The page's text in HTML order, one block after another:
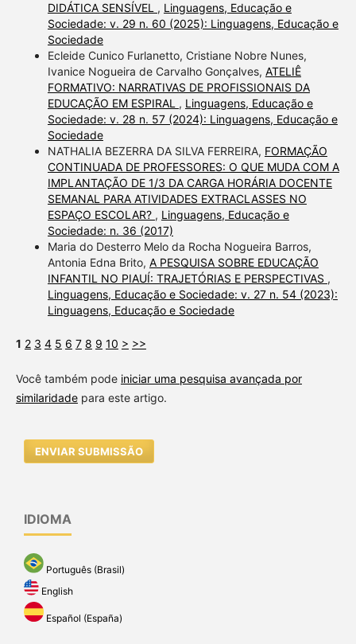
DIDÁTICA SENSÍVEL , Linguagens, Educação e
Sociedade: v. 29 n. 60 (2025): Linguagens, Educação e
Sociedade
Ecleide Cunico Furlanetto, Cristiane Nobre Nunes,
Ivanice Nogueira de Carvalho Gonçalves, ATELIÊ
FORMATIVO: NARRATIVAS DE PROFISSIONAIS DA
EDUCAÇÃO EM ESPIRAL , Linguagens, Educação e
Sociedade: v. 28 n. 57 (2024): Linguagens, Educação e
Sociedade
NATHALIA BEZERRA DA SILVA FERREIRA, FORMAÇÃO
CONTINUADA DE PROFESSORES: O QUE MUDA COM A
IMPLANTAÇÃO DE 1/3 DA CARGA HORÁRIA DOCENTE
SEMANAL PARA ATIVIDADES EXTRACLASSES NO
ESPAÇO ESCOLAR? , Linguagens, Educação e
Sociedade: n. 36 (2017)
Maria do Desterro Melo da Rocha Nogueira Barros,
Antonia Edna Brito, A PESQUISA SOBRE EDUCAÇÃO
INFANTIL NO PIAUÍ: TRAJETÓRIAS E PERSPECTIVAS ,
Linguagens, Educação e Sociedade: v. 27 n. 54 (2023):
Linguagens, Educação e Sociedade
1 2 3 4 5 6 7 8 9 10 > >>
Você também pode iniciar uma pesquisa avançada por
similaridadepara este artigo.
ENVIAR SUBMISSÃO
IDIOMA
Português (Brasil)
English
Español (España)